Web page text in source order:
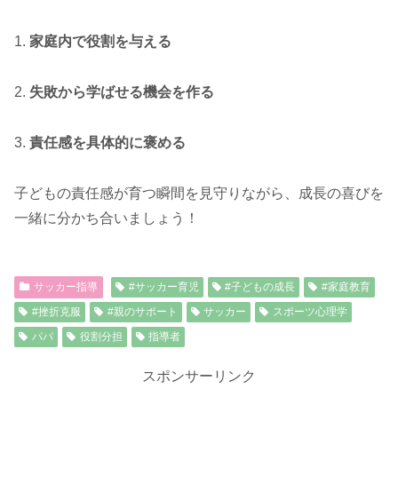
1. 家庭内で役割を与える
2. 失敗から学ばせる機会を作る
3. 責任感を具体的に褒める
子どもの責任感が育つ瞬間を見守りながら、成長の喜びを
一緒に分かち合いましょう！
サッカー指導 #サッカー育児 #子どもの成長
#家庭教育
#挫折克服
#親のサポート サッカー
スポーツ心理学
パパ
役割分担 指導者
スポンサーリンク